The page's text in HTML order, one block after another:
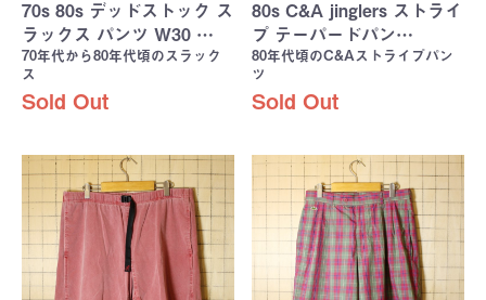
70s 80s デッドストック ス
ラックス パンツ W30 …
70年代から80年代頃のスラック
ス
Sold Out
80s C&A jinglers ストライ
プ テーパードパン…
80年代頃のC&Aストライプパン
ツ
Sold Out